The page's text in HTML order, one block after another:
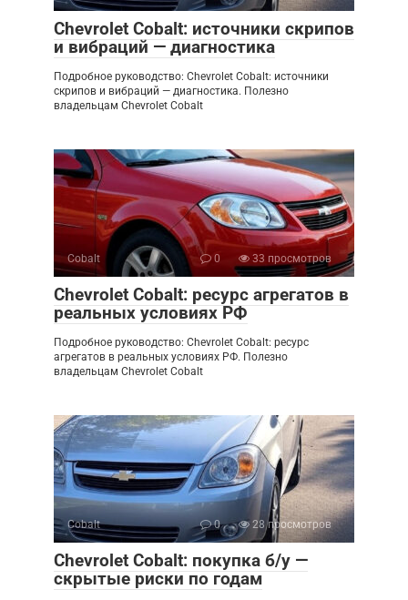
Chevrolet Cobalt: источники скрипов
и вибраций — диагностика
Подробное руководство: Chevrolet Cobalt: источники
скрипов и вибраций — диагностика. Полезно
владельцам Chevrolet Cobalt
Cobalt 0 33 просмотров
Chevrolet Cobalt: ресурс агрегатов в
реальных условиях РФ
Подробное руководство: Chevrolet Cobalt: ресурс
агрегатов в реальных условиях РФ. Полезно
владельцам Chevrolet Cobalt
Cobalt 0 28 просмотров
Chevrolet Cobalt: покупка б/у —
скрытые риски по годам